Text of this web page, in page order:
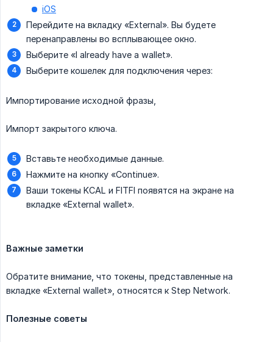
iOS
Перейдите на вкладку «External». Вы будете
перенаправлены во всплывающее окно.
Выберите «I already have a wallet».
Выберите кошелек для подключения через:
Импортирование исходной фразы,
Импорт закрытого ключа.
Вставьте необходимые данные.
Нажмите на кнопку «Continue».
Ваши токены KCAL и FITFI появятся на экране на
вкладке «External wallet».
Важные заметки
Обратите внимание, что токены, представленные на
вкладке «External wallet», относятся к Step Network.
Полезные советы